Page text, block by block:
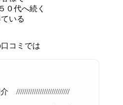
０代へ続く
いる
コミでは
///////////////////////////